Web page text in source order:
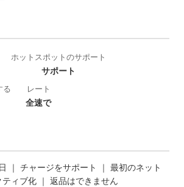
ホットスポットのサポート
サポート
る
レート
全速で
｜ チャージをサポート ｜ 最初のネット
ィブ化 ｜ 返品はできません